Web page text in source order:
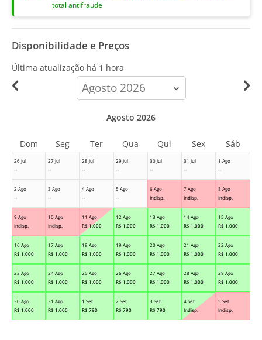
total antifraude
Disponibilidade e Preços
Última atualização há 1 hora
calendar-
month
26 Jul
--
27 Jul
--
28 Jul
--
29 Jul
--
30 Jul
--
31 Jul
--
1 Ago
--
2 Ago
--
3 Ago
--
4 Ago
--
5 Ago
--
6 Ago
Indisp.
7 Ago
Indisp.
8 Ago
Indisp.
9 Ago
Indisp.
10 Ago
Indisp.
11 Ago
R$ 1.000
12 Ago
R$ 1.000
13 Ago
R$ 1.000
14 Ago
R$ 1.000
15 Ago
R$ 1.000
16 Ago
R$ 1.000
17 Ago
R$ 1.000
18 Ago
R$ 1.000
19 Ago
R$ 1.000
20 Ago
R$ 1.000
21 Ago
R$ 1.000
22 Ago
R$ 1.000
23 Ago
R$ 1.000
24 Ago
R$ 1.000
25 Ago
R$ 1.000
26 Ago
R$ 1.000
27 Ago
R$ 1.000
28 Ago
R$ 1.000
29 Ago
R$ 1.000
30 Ago
R$ 1.000
31 Ago
R$ 1.000
1 Set
R$ 790
2 Set
R$ 790
3 Set
R$ 790
4 Set
Indisp.
5 Set
Indisp.
Agosto 2026
Dom Seg Ter Qua Qui Sex Sáb